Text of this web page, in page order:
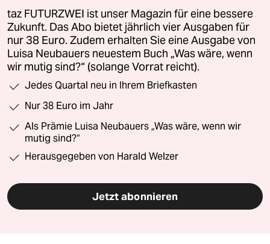
taz FUTURZWEI ist unser Magazin für eine bessere
Zukunft. Das Abo bietet jährlich vier Ausgaben für
nur 38 Euro. Zudem erhalten Sie eine Ausgabe von
Luisa Neubauers neuestem Buch „Was wäre, wenn
wir mutig sind?“ (solange Vorrat reicht).
Jedes Quartal neu in Ihrem Briefkasten
Nur 38 Euro im Jahr
Als Prämie Luisa Neubauers „Was wäre, wenn wir
mutig sind?“
Herausgegeben von Harald Welzer
Jetzt abonnieren